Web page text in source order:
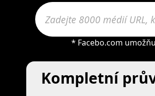
* Facebo.com
Kompletní